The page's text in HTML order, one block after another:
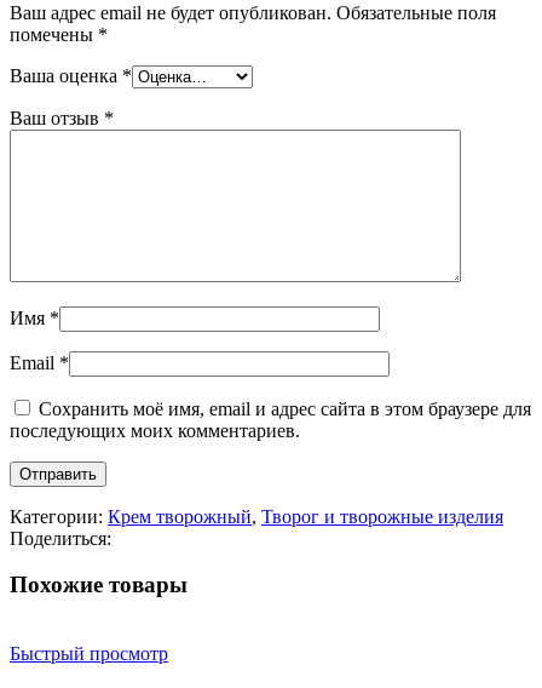
Ваш адрес email не будет опубликован. Обязательные поля
помечены *
Ваша оценка *
Ваш отзыв *
Имя *
Email *
Сохранить моё имя, email и адрес сайта в этом браузере для
последующих моих комментариев.
Категории: Крем творожный, Творог и творожные изделия
Поделиться:
Похожие товары
Быстрый просмотр